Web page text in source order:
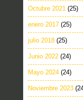
Octubre 2021 (25)
enero 2017 (25)
julio 2018 (25)
Junio 2022 (24)
Mayo 2024 (24)
Noviembre 2023